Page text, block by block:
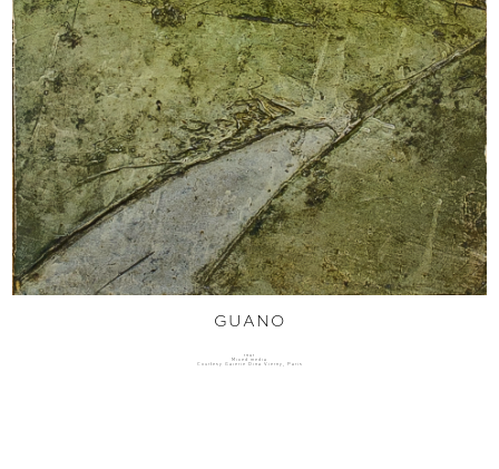
GUANO
1961
Mixed media
Courtesy Galerie Dina Vierny, Paris